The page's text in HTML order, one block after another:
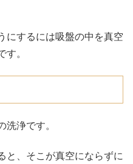
にするには吸盤の中を真空
す。
洗浄です。
と、そこが真空にならずに